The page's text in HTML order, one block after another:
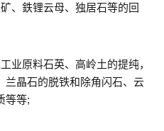
鉄锂云母、独居石等的回
原料石英、高岭土的提纯，
兰晶石的脱铁和除角闪石、云
等等;